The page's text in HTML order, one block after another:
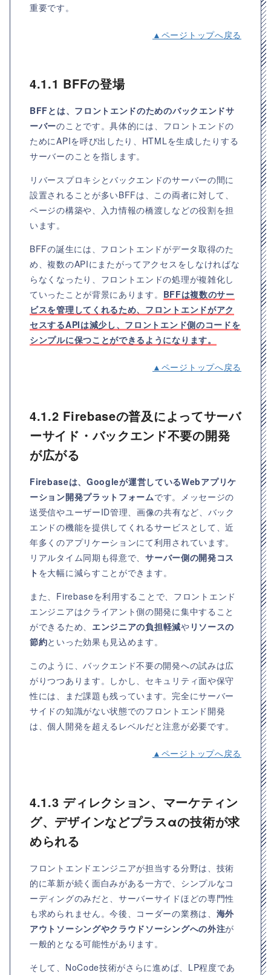
重要です。
▲ページトップへ戻る
4.1.1 BFFの登場
BFFとは、フロントエンドのためのバックエンドサ
ーバーのことです。具体的には、フロントエンドの
ためにAPIを呼び出したり、HTMLを生成したりする
サーバーのことを指します。
リバースプロキシとバックエンドのサーバーの間に
設置されることが多いBFFは、この両者に対して、
ページの構築や、入力情報の橋渡しなどの役割を担
います。
BFFの誕生には、フロントエンドがデータ取得のた
め、複数のAPIにまたがってアクセスをしなければな
らなくなったり、フロントエンドの処理が複雑化し
ていったことが背景にあります。 BFFは複数のサー
ビスを管理してくれるため、フロントエンドがアク
セスするAPIは減少し、フロントエンド側のコードを
シンプルに保つことができるようになります。
▲ページトップへ戻る
4.1.2 Firebaseの普及によってサーバ
ーサイド・バックエンド不要の開発
が広がる
Firebaseは、Googleが運営しているWebアプリケ
ーション開発プラットフォームです。メッセージの
送受信やユーザーID管理、画像の共有など、バック
エンドの機能を提供してくれるサービスとして、近
年多くのアプリケーションにて利用されています。
リアルタイム同期も得意で、サーバー側の開発コス
ト を大幅に減らすことができます。
また、Firebaseを利用することで、フロントエンド
エンジニアはクライアント側の開発に集中すること
ができるため、 エンジニアの負担軽減や リソースの
節約といった効果も見込めます。
このように、バックエンド不要の開発への試みは広
がりつつあります。しかし、セキュリティ面や保守
性には、まだ課題も残っています。完全にサーバー
サイドの知識がない状態でのフロントエンド開発
は、個人開発を超えるレベルだと注意が必要です。
▲ページトップへ戻る
4.1.3 ディレクション、マーケティン
グ、デザインなどプラスαの技術が求
められる
フロントエンドエンジニアが担当する分野は、技術
的に革新が続く面白みがある一方で、シンプルなコ
ーディングのみだと、サーバーサイドほどの専門性
も求められません。今後、コーダーの業務は、 海外
アウトソーシングやクラウドソーシングへの外注が
一般的となる可能性があります。
そして、NoCode技術がさらに進めば、LP程度であ